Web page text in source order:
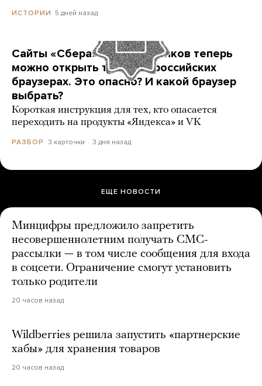
ИСТОРИИ 5 дней назад
Сайты «Сбера» и других банков теперь
можно открыть только в российских
браузерах. Это опасно? И какой браузер
выбрать?
Короткая инструкция для тех, кто опасается
переходить на продукты «Яндекса» и VK
РАЗБОР 3 карточки 3 дня назад
ЕЩЕ НОВОСТИ
Минцифры предложило запретить
несовершеннолетним получать СМС-
рассылки — в том числе сообщения для входа
в соцсети. Ограничение смогут установить
только родители
20 часов назад
Wildberries решила запустить «партнерские
хабы» для хранения товаров
20 часов назад